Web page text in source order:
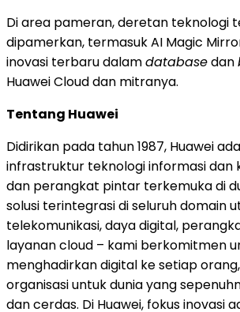
Di area pameran, deretan teknologi
dipamerkan, termasuk AI Magic
inovasi terbaru dalamdatabasedan
Huawei Clouddan mitranya.
Tentang Huawei
Didirikan pada tahun 1987, Huawei
infrastruktur teknologi informasi dan
dan perangkat pintar terkemuka di
solusi terintegrasi di seluruh domain
telekomunikasi, daya digital,
layanan cloud – kami berkomitmen
menghadirkan digital ke setiap
organisasi untuk dunia yang
dan cerdas. Di Huawei, fokus inovasi